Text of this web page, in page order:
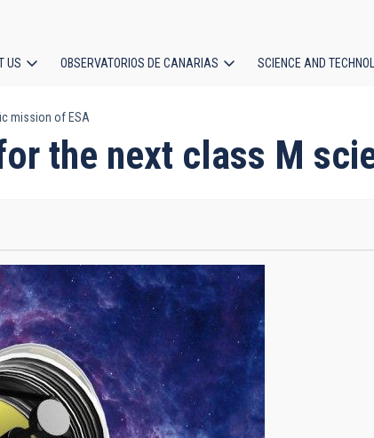
US OBSERVATORIOS DE CANARIAS SCIENCE AND
mission of ESA
the next class M